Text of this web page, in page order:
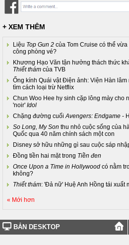
+ XEM THÊM
Liệu Top Gun 2 của Tom Cruise có thể
công phòng vé?
Khương Hạo Văn tận hưởng thách thức
Thiết thám của TVB
Ống kính Quái vật Điện ảnh: Viện Hàn
tìm cách loại trừ Netflix
Chun Woo Hee hy sinh cặp lông mày cho
'noir' Idol
Chặng đường cuối Avengers: Endgame -
So Long, My Son thu nhỏ cuộc sống của
Quốc qua 40 năm chính sách một con
Disney sở hữu những gì sau cuộc sáp
Đồng tiền hai mặt trong Tiền đen
Once Upon a Time in Hollywood có nằm
không?
Thiết thám: 'Đả nữ' Huệ Anh Hồng tái xuất
« Mới hơn
BẢN DESKTOP